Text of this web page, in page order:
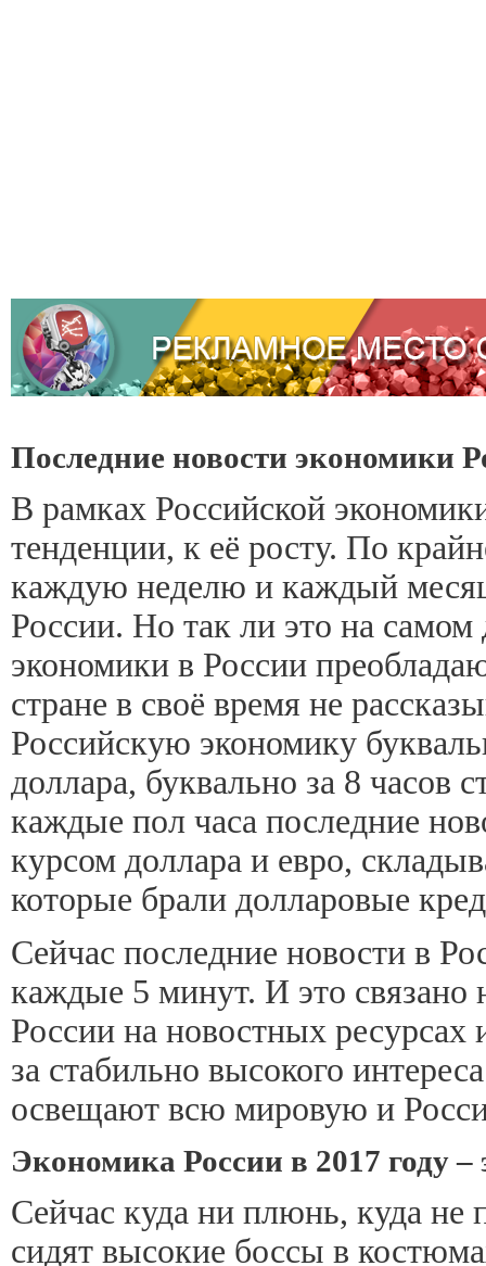
Последние новости экономики
В рамках Российской
тенденции, к её росту. По
каждую неделю и каждый
России. Но так ли это на
экономики в России
стране в своё время не
Российскую экономику
доллара, буквально за 8 часов
каждые пол часа последние
курсом доллара и евро,
которые брали долларовые
Сейчас последние новости в
каждые 5 минут. И это
России на новостных ресурсах
за стабильно высокого
освещают всю мировую и
Экономика России в 2017 году –
Сейчас куда ни плюнь, куда не
сидят высокие боссы в